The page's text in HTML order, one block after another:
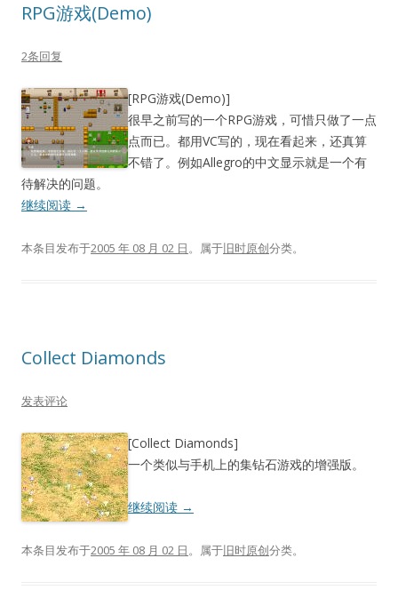
RPG游戏(Demo)
2条回复
[RPG游戏(Demo)]
很早之前写的一个RPG游戏，可惜只做了一点
点而已。都用VC写的，现在看起来，还真算
不错了。例如Allegro的中文显示就是一个有
待解决的问题。
继续阅读 →
本条目发布于2005 年 08 月 02 日。属于旧时原创分类。
Collect Diamonds
发表评论
[Collect Diamonds]
一个类似与手机上的集钻石游戏的增强版。
继续阅读 →
本条目发布于2005 年 08 月 02 日。属于旧时原创分类。